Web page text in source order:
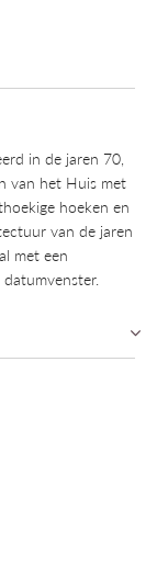
in de jaren 70,
van het Huis met
hoeken en
van de jaren
met een